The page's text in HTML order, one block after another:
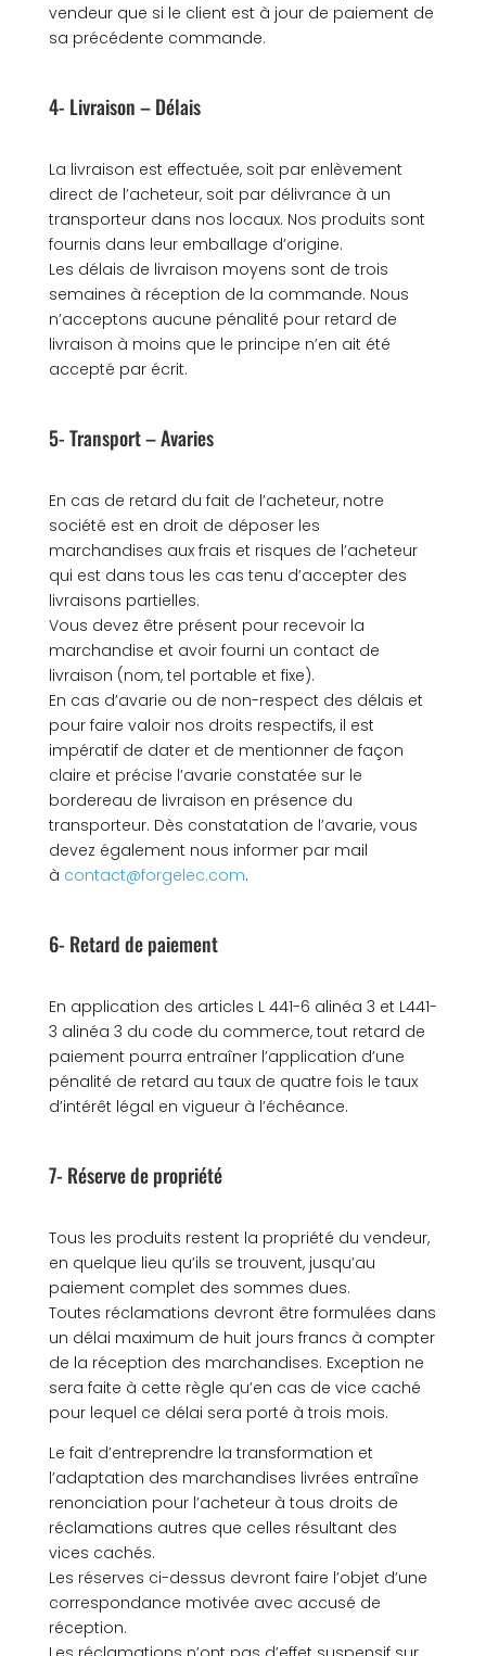
vendeur que si le client est à jour de paiement de
sa précédente commande.
4- Livraison – Délais
La livraison est effectuée, soit par enlèvement
direct de l’acheteur, soit par délivrance à un
transporteur dans nos locaux. Nos produits sont
fournis dans leur emballage d’origine.
Les délais de livraison moyens sont de trois
semaines à réception de la commande. Nous
n’acceptons aucune pénalité pour retard de
livraison à moins que le principe n’en ait été
accepté par écrit.
5- Transport – Avaries
En cas de retard du fait de l’acheteur, notre
société est en droit de déposer les
marchandises aux frais et risques de l’acheteur
qui est dans tous les cas tenu d’accepter des
livraisons partielles.
Vous devez être présent pour recevoir la
marchandise et avoir fourni un contact de
livraison (nom, tel portable et fixe).
En cas d’avarie ou de non-respect des délais et
pour faire valoir nos droits respectifs, il est
impératif de dater et de mentionner de façon
claire et précise l’avarie constatée sur le
bordereau de livraison en présence du
transporteur. Dès constatation de l’avarie, vous
devez également nous informer par mail
à contact@forgelec.com.
6- Retard de paiement
En application des articles L 441-6 alinéa 3 et L441-
3 alinéa 3 du code du commerce, tout retard de
paiement pourra entraîner l’application d’une
pénalité de retard au taux de quatre fois le taux
d’intérêt légal en vigueur à l’échéance.
7- Réserve de propriété
Tous les produits restent la propriété du vendeur,
en quelque lieu qu’ils se trouvent, jusqu’au
paiement complet des sommes dues.
Toutes réclamations devront être formulées dans
un délai maximum de huit jours francs à compter
de la réception des marchandises. Exception ne
sera faite à cette règle qu’en cas de vice caché
pour lequel ce délai sera porté à trois mois.
Le fait d’entreprendre la transformation et
l’adaptation des marchandises livrées entraîne
renonciation pour l’acheteur à tous droits de
réclamations autres que celles résultant des
vices cachés.
Les réserves ci-dessus devront faire l’objet d’une
correspondance motivée avec accusé de
réception.